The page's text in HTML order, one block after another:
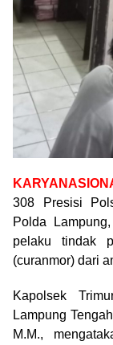
308 Presisi
Polda
pelaku tindak
(curanmor) dari
Kapolsek
Lampung
M.M.,